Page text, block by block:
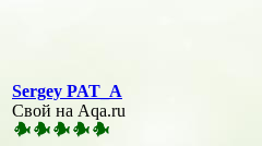
Sergey PAT_A
Свой на Aqa.ru